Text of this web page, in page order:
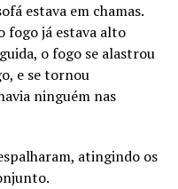
estava em chamas.
fogo já estava alto
o fogo se alastrou
e se tornou
ninguém nas
atingindo os